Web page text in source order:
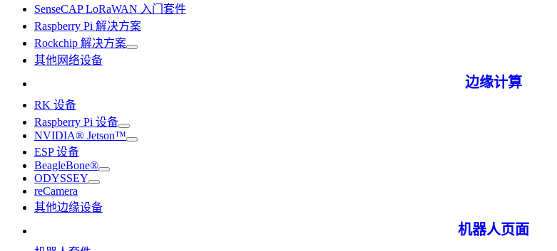
SenseCAP LoRaWAN 入门套件
Raspberry Pi 解决方案
Rockchip 解决方案
其他网络设备
边缘计算
RK 设备
Raspberry Pi 设备
NVIDIA® Jetson™
ESP 设备
BeagleBone®
ODYSSEY
reCamera
其他边缘设备
机器人页面